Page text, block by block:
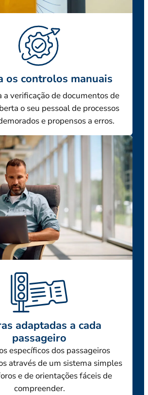
os controlos manuais
verificação de documentos de
o seu pessoal de processos
e propensos a erros.
adaptadas a cada
passageiro
específicos dos passageiros
através de um sistema simples
e de orientações fáceis de
compreender.